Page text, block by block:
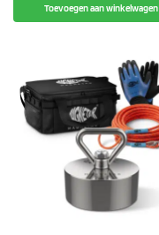
Toevoegen aan winkelwagen